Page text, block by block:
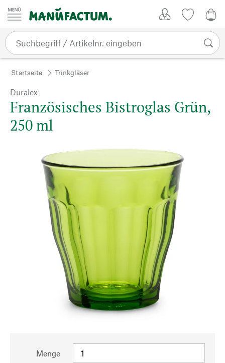
Zum Inhalt springen
Startseite Trinkgläser
Duralex
Französisches Bistroglas Grün,
250 ml
Menge